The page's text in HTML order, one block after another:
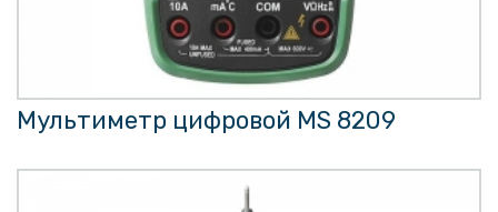
Мультиметр цифровой MS 8209